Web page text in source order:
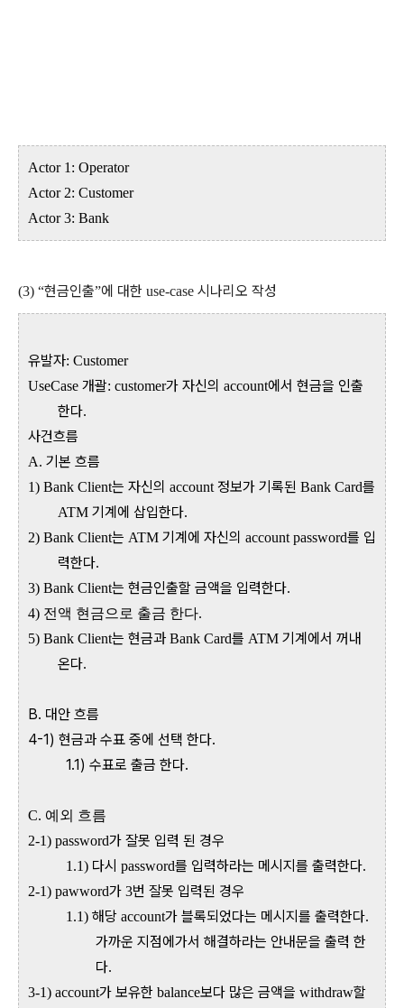
Actor 1: Operator
Actor 2: Customer
Actor 3: Bank
(3) “현금인출”에 대한 use-case 시나리오 작성
유발자: Customer
UseCase 개괄: customer가 자신의 account에서 현금을 인출
한다.
사건흐름
A. 기본 흐름
1) Bank Client는 자신의 account 정보가 기록된 Bank Card를
ATM 기계에 삽입한다.
2) Bank Client는 ATM 기계에 자신의 account password를 입
력한다.
3) Bank Client는 현금인출할 금액을 입력한다.
4) 전액 현금으로 출금 한다.
5) Bank Client는 현금과 Bank Card를 ATM 기계에서 꺼내
온다.
B. 대안 흐름
4-1) 현금과 수표 중에 선택 한다.
1.1) 수표로 출금 한다.
C. 예외 흐름
2-1) password가 잘못 입력 된 경우
1.1) 다시password를 입력하라는 메시지를 출력한다.
2-1) pawword가 3번 잘못 입력된 경우
1.1)해당account가 블록되었다는 메시지를 출력한다.
가까운 지점에가서 해결하라는 안내문을 출력 한
다.
3-1) account가 보유한 balance보다 많은 금액을 withdraw할